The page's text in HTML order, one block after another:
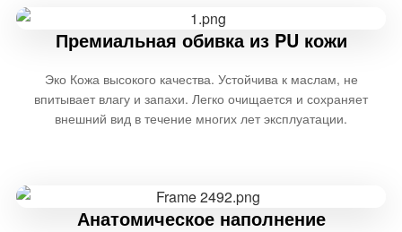
Премиальная обивка из PU кожи
Эко Кожа высокого качества. Устойчива к маслам, не
впитывает влагу и запахи. Легко очищается и сохраняет
внешний вид в течение многих лет эксплуатации.
Анатомическое наполнение